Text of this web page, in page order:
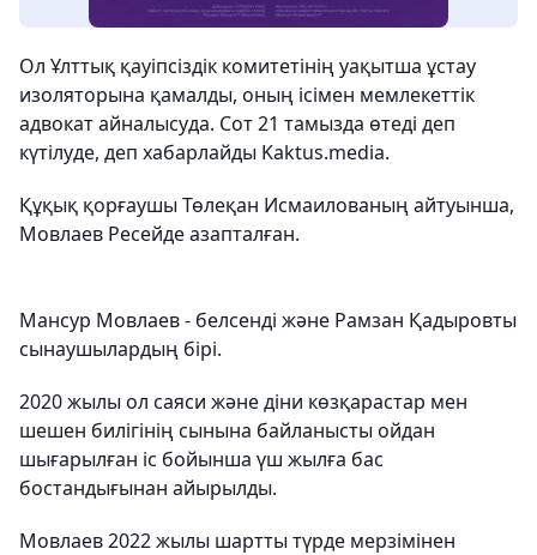
Ол Ұлттық қауіпсіздік комитетінің уақытша ұстау
изоляторына қамалды, оның ісімен мемлекеттік
адвокат айналысуда. Сот 21 тамызда өтеді деп
күтілуде, деп хабарлайды Kaktus.media.
Құқық қорғаушы Төлеқан Исмаилованың айтуынша,
Мовлаев Ресейде азапталған.
Мансур Мовлаев - белсенді және Рамзан Қадыровты
сынаушылардың бірі.
2020 жылы ол саяси және діни көзқарастар мен
шешен билігінің сынына байланысты ойдан
шығарылған іс бойынша үш жылға бас
бостандығынан айырылды.
Мовлаев 2022 жылы шартты түрде мерзімінен